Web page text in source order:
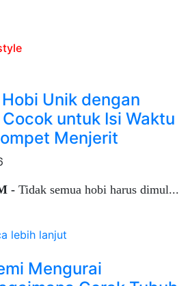
Unik dengan
untuk Isi Waktu
Menjerit
- Tidak semua hobi harus dimul...
lebih lanjut
Mengurai